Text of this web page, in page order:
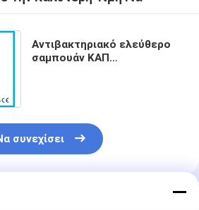
Αντιβακτηριακό ελεύθερο
σαμπουάν ΚΑΠ
συνεχίσει